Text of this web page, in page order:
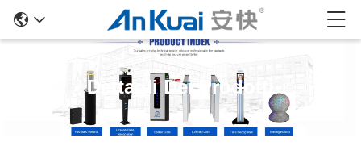
Dettagli Dei Prodotti